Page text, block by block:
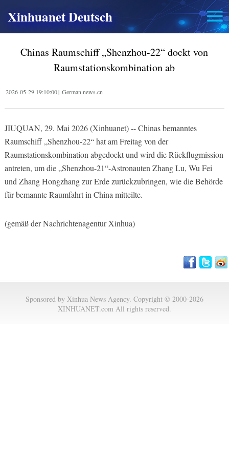
Xinhuanet Deutsch
Chinas Raumschiff „Shenzhou-22“ dockt von
Raumstationskombination ab
2026-05-29 19:10:00| German.news.cn
JIUQUAN, 29. Mai 2026 (Xinhuanet) -- Chinas bemanntes
Raumschiff „Shenzhou-22“ hat am Freitag von der
Raumstationskombination abgedockt und wird die Rückflugmission
antreten, um die „Shenzhou-21“-Astronauten Zhang Lu, Wu Fei
und Zhang Hongzhang zur Erde zurückzubringen, wie die Behörde
für bemannte Raumfahrt in China mitteilte.
(gemäß der Nachrichtenagentur Xinhua)
Sponsored by Xinhua News Agency. Copyright © 2000-2026
XINHUANET.com All rights reserved.